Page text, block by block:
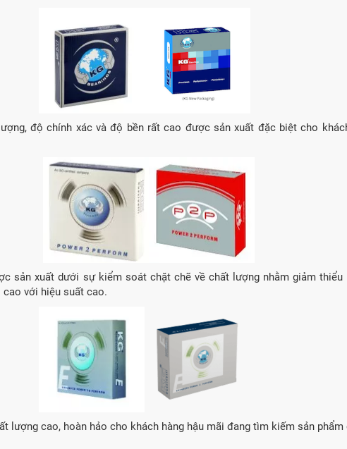
độ chính xác và độ bền rất cao được sản xuất đặc biệt cho
sản xuất dưới sự kiểm soát chặt chẽ về chất lượng nhằm giảm
với hiệu suất cao.
lượng cao, hoàn hảo cho khách hàng hậu mãi đang tìm kiếm sản